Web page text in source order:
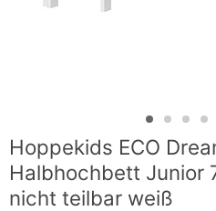
Hoppekids ECO
Halbhochbett Junior
nicht teilbar weiß